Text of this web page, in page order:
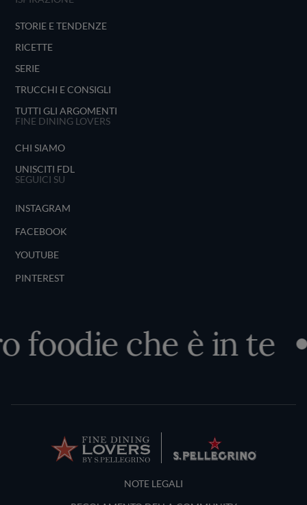
STORIE E TENDENZE
RICETTE
SERIE
TRUCCHI E CONSIGLI
TUTTI GLI ARGOMENTI
FINE DINING LOVERS
CHI SIAMO
UNISCITI FDL
SEGUICI SU
INSTAGRAM
FACEBOOK
YOUTUBE
PINTEREST
che è in te
Terms and Conditions
NOTE LEGALI